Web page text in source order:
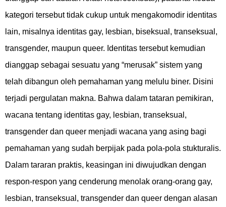
kategori tersebut tidak cukup untuk mengakomodir identitas
lain, misalnya identitas gay, lesbian, biseksual, transeksual,
transgender, maupun queer. Identitas tersebut kemudian
dianggap sebagai sesuatu yang “merusak” sistem yang
telah dibangun oleh pemahaman yang melulu biner. Disini
terjadi pergulatan makna. Bahwa dalam tataran pemikiran,
wacana tentang identitas gay, lesbian, transeksual,
transgender dan queer menjadi wacana yang asing bagi
pemahaman yang sudah berpijak pada pola-pola stukturalis.
Dalam tararan praktis, keasingan ini diwujudkan dengan
respon-respon yang cenderung menolak orang-orang gay,
lesbian, transeksual, transgender dan queer dengan alasan